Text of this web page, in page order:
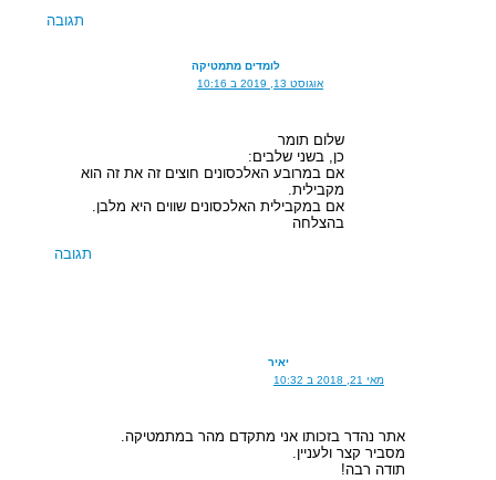
תגובה
לומדים מתמטיקה
אוגוסט 13, 2019 ב 10:16
שלום תומר
כן, בשני שלבים:
אם במרובע האלכסונים חוצים זה את זה הוא
מקבילית.
אם במקבילית האלכסונים שווים היא מלבן.
בהצלחה
תגובה
יאיר
מאי 21, 2018 ב 10:32
אתר נהדר בזכותו אני מתקדם מהר במתמטיקה.
מסביר קצר ולעניין.
תודה רבה!